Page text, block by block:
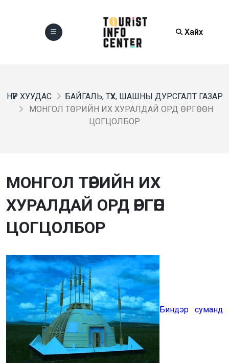
Хайх
НҮҮР ХУУДАС
БАЙГАЛЬ, ТҮҮХ, ШАШНЫ ДУРСГАЛТ ГАЗАР
МОНГОЛ ТӨРИЙН ИХ ХУРАЛДАЙ ОРД ӨРГӨӨН
ЦОГЦОЛБОР
МОНГОЛ ТӨРИЙН ИХ
ХУРАЛДАЙ ОРД ӨРГӨӨН
ЦОГЦОЛБОР
Биндэр суманд